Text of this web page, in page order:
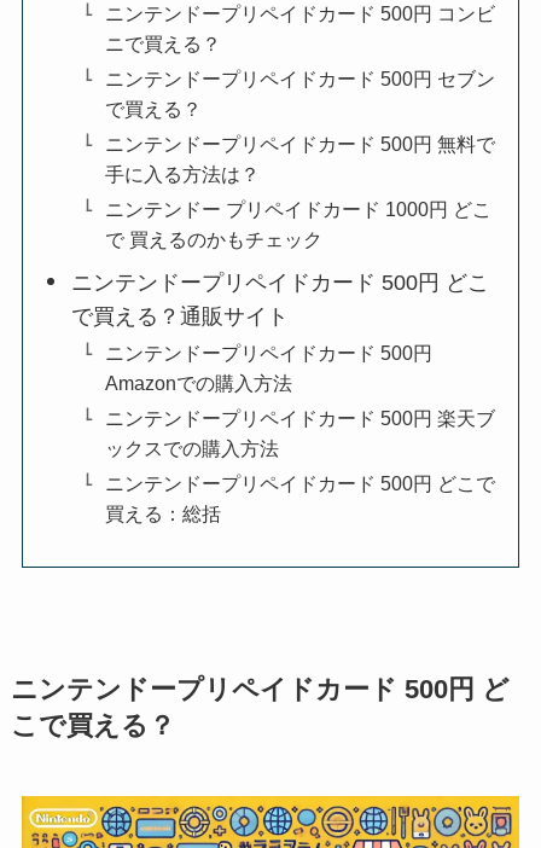
ニンテンドープリペイドカード 500円 コンビ
ニで買える？
ニンテンドープリペイドカード 500円 セブン
で買える？
ニンテンドープリペイドカード 500円 無料で
手に入る方法は？
ニンテンドー プリペイドカード 1000円 どこ
で 買えるのかもチェック
ニンテンドープリペイドカード 500円 どこ
で買える？通販サイト
ニンテンドープリペイドカード 500円
Amazonでの購入方法
ニンテンドープリペイドカード 500円 楽天ブ
ックスでの購入方法
ニンテンドープリペイドカード 500円 どこで
買える：総括
ニンテンドープリペイドカード 500円 ど
こで買える？